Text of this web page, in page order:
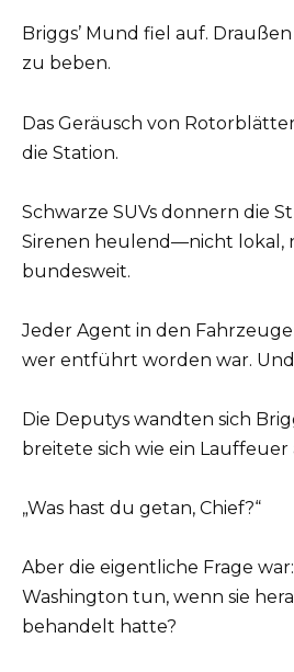
Briggs’ Mund fiel auf.
zu beben.
Das Geräusch von
die Station.
Schwarze SUVs donnern die
Sirenen heulend—nicht lokal,
bundesweit.
Jeder Agent in den
wer entführt worden war. Und
Die Deputys wandten sich
breitete sich wie ein Lauffeuer
„Was hast du getan, Chief?“
Aber die eigentliche Frage
Washington tun, wenn sie
behandelt hatte?